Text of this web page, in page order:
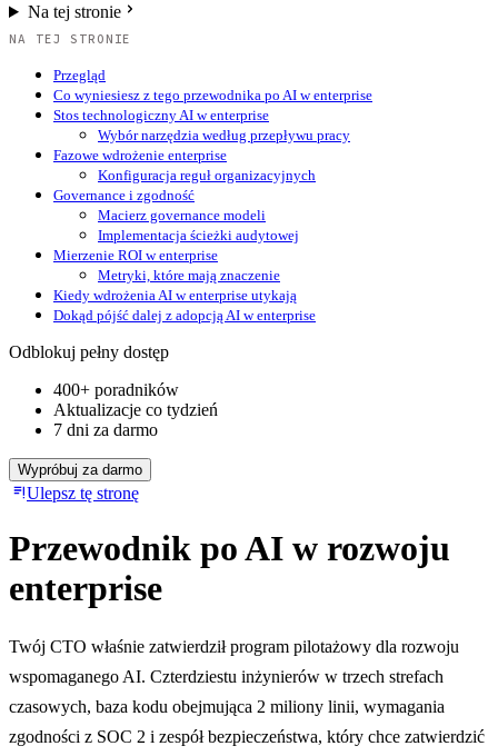
Na tej stronie
NA TEJ STRONIE
Przegląd
Co wyniesiesz z tego przewodnika po AI w enterprise
Stos technologiczny AI w enterprise
Wybór narzędzia według przepływu pracy
Fazowe wdrożenie enterprise
Konfiguracja reguł organizacyjnych
Governance i zgodność
Macierz governance modeli
Implementacja ścieżki audytowej
Mierzenie ROI w enterprise
Metryki, które mają znaczenie
Kiedy wdrożenia AI w enterprise utykają
Dokąd pójść dalej z adopcją AI w enterprise
Odblokuj pełny dostęp
400+ poradników
Aktualizacje co tydzień
7 dni za darmo
Wypróbuj za darmo
Ulepsz tę stronę
Przewodnik po AI w rozwoju
enterprise
Twój CTO właśnie zatwierdził program pilotażowy dla rozwoju
wspomaganego AI. Czterdziestu inżynierów w trzech strefach
czasowych, baza kodu obejmująca 2 miliony linii, wymagania
zgodności z SOC 2 i zespół bezpieczeństwa, który chce zatwierdzić